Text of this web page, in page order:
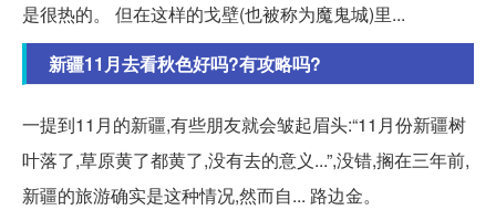
是很热的。 但在这样的戈壁(也被称为魔鬼城)里...
新疆11月去看秋色好吗?有攻略吗?
一提到11月的新疆,有些朋友就会皱起眉头:“11月份新疆树
叶落了,草原黄了都黄了,没有去的意义...”,没错,搁在三年前,
新疆的旅游确实是这种情况,然而自... 路边金。